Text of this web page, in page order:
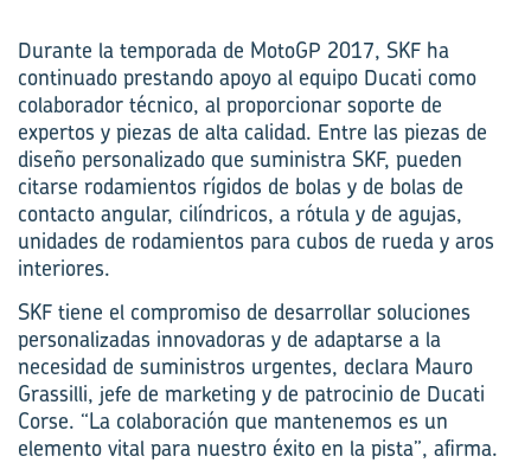
Durante la temporada de MotoGP 2017, SKF ha
continuado prestando apoyo al equipo Ducati como
colaborador técnico, al proporcionar soporte de
expertos y piezas de alta calidad. Entre las piezas de
diseño personalizado que suministra SKF, pueden
citarse rodamientos rígidos de bolas y de bolas de
contacto angular, cilíndricos, a rótula y de agujas,
unidades de rodamientos para cubos de rueda y aros
interiores.
SKF tiene el compromiso de desarrollar soluciones
personalizadas innovadoras y de adaptarse a la
necesidad de suministros urgentes, declara Mauro
Grassilli, jefe de marketing y de patrocinio de Ducati
Corse. “La colaboración que mantenemos es un
elemento vital para nuestro éxito en la pista”, afirma.